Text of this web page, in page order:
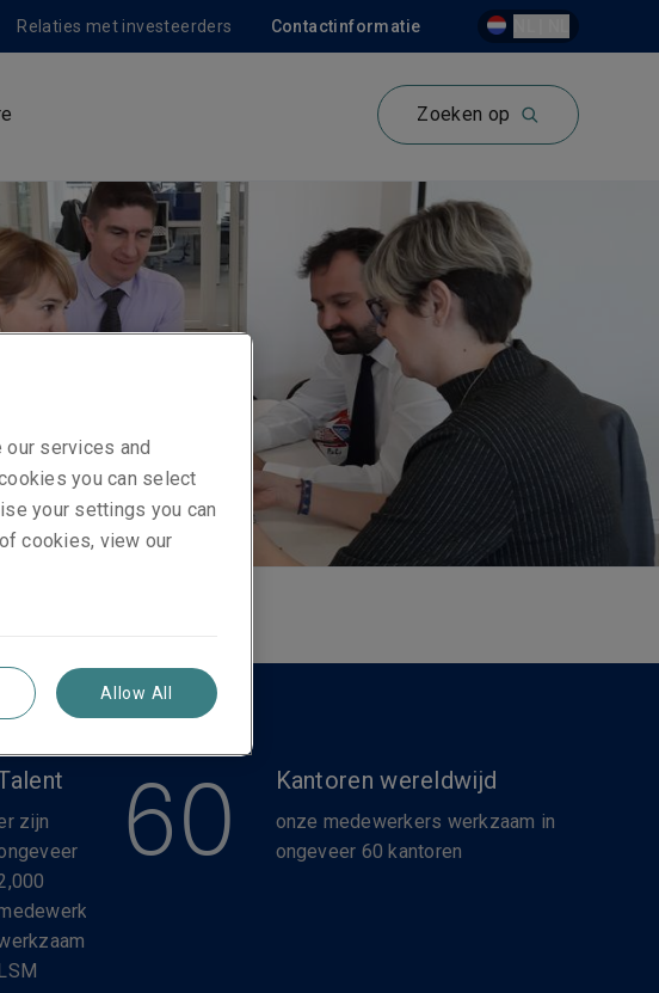
Contactinformatie
Relaties met investeerders
Zoeken op
zijn
bij
60 Kantoren wereldwijd
onze medewerkers werkzaam in
ongeveer 60 kantoren
our services and
you can select
your settings you can
cookies, view our
Allow All